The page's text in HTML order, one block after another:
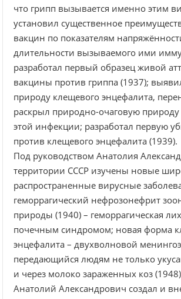
что грипп вызывается именно этим
установил существенное
вакцин по показателям
длительности вызываемого ими
разработал первый образец живой
вакцины против гриппа (1937);
природу клещевого энцефалита,
раскрыл природно-очаговую природу
этой инфекции; разработал первую
против клещевого энцефалита (1939).
Под руководством Анатолия
территории СССР изучены новые
распространенные вирусные
геморрагический нефрозонефрит
природы (1940) – геморрагическая
почечным синдромом; новая форма
энцефалита – двухволновой
передающийся людям не только
и через молоко зараженных коз
Анатолий Александрович создал и